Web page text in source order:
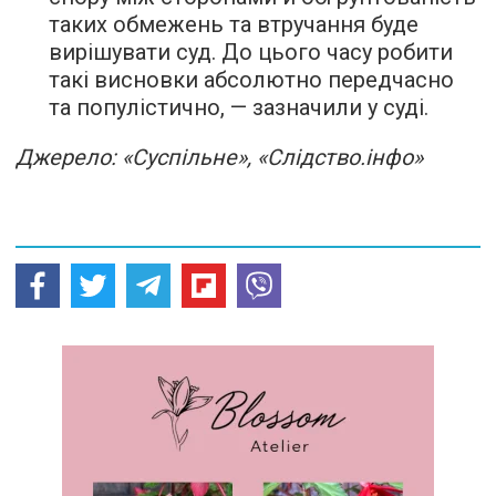
таких обмежень та втручання буде
вирішувати суд. До цього часу робити
такі висновки абсолютно передчасно
та популістично, — зазначили у суді.
Джерело: «Суспільне», «Слідство.інфо»